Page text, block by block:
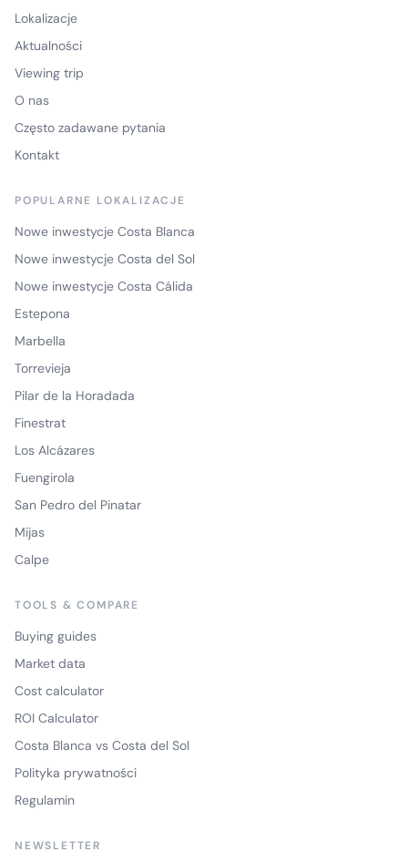
Lokalizacje
Aktualności
Viewing trip
O nas
Często zadawane pytania
Kontakt
POPULARNE LOKALIZACJE
Nowe inwestycje Costa Blanca
Nowe inwestycje Costa del Sol
Nowe inwestycje Costa Cálida
Estepona
Marbella
Torrevieja
Pilar de la Horadada
Finestrat
Los Alcázares
Fuengirola
San Pedro del Pinatar
Mijas
Calpe
TOOLS & COMPARE
Buying guides
Market data
Cost calculator
ROI Calculator
Costa Blanca vs Costa del Sol
Polityka prywatności
Regulamin
NEWSLETTER